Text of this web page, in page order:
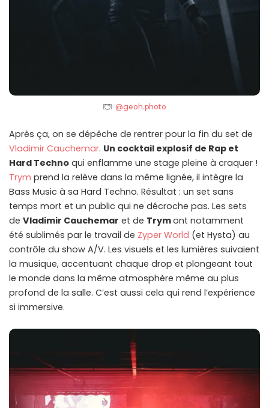
@geoh.photo
Après ça, on se dépêche de rentrer pour la fin du set de
Vladimir Cauchemar. Un cocktail explosif de Rap et
Hard Techno qui enflamme une stage pleine à craquer !
Trym prend la relève dans la même lignée, il intègre la
Bass Music à sa Hard Techno. Résultat : un set sans
temps mort et un public qui ne décroche pas. Les sets
de Vladimir Cauchemar et de Trymont notamment
été sublimés par le travail de Zyper World (et Hysta) au
contrôle du show A/V. Les visuels et les lumières suivaient
la musique, accentuant chaque drop et plongeant tout
le monde dans la même atmosphère même au plus
profond de la salle. C’est aussi cela qui rend l’expérience
si immersive.